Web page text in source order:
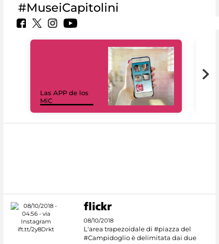
#MuseiCapitolini
Las APP de los
MiC
08/10/2018
L'area trapezoidale di #piazza del
#Campidoglio è delimitata dai due